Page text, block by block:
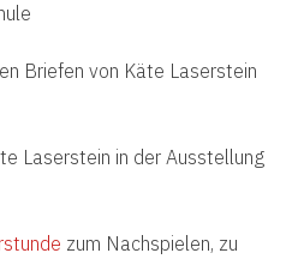
Briefen von Käte Laserstein
Laserstein in der Ausstellung
zum Nachspielen, zu